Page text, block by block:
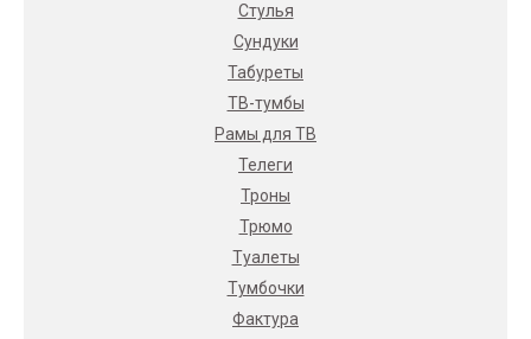
Стулья
Сундуки
Табуреты
ТВ-тумбы
Рамы для ТВ
Телеги
Троны
Трюмо
Туалеты
Тумбочки
Фактура